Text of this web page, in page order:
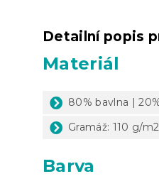
Detailní popis
Materiál
80% bavlna |
Gramáž: 110 g/m2
Barva